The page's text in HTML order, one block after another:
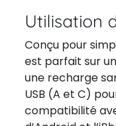
Utilisation
Conçu pour
est parfait sur
une recharge
USB (A et C)
compatibilité